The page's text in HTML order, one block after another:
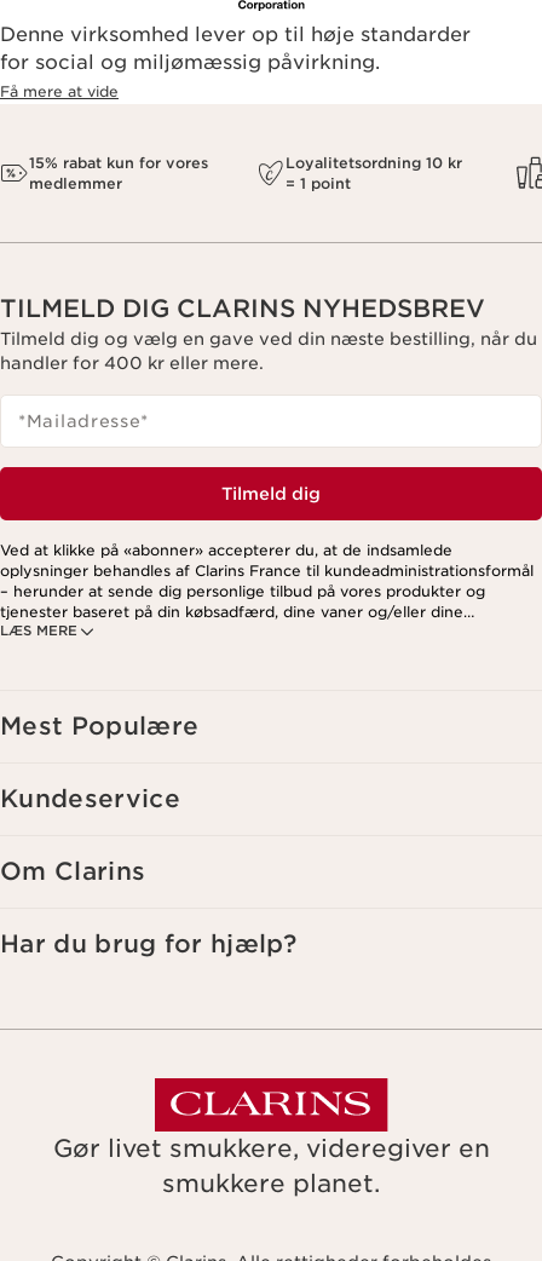
Denne virksomhed lever op til høje standarder
for social og miljømæssig påvirkning.
Få mere at vide
15% rabat kun for vores
medlemmer
Loyalitetsordning 10 kr
= 1 point
TILMELD DIG CLARINS NYHEDSBREV
Tilmeld dig og vælg en gave ved din næste bestilling, når du
handler for 400 kr eller mere.
*Mailadresse*
Tilmeld dig
LÆS MERE
Ved at klikke på «abonner» accepterer du, at de indsamlede
oplysninger behandles af Clarins France til kundeadministrationsformål
– herunder at sende dig personlige tilbud på vores produkter og
tjenester baseret på din købsadfærd, dine vaner og/eller dine
interesser. Dette kan også omfatte visning på sociale medier og
og dine rettigheder, se venligst vores
Mest Populære
Kundeservice
Om Clarins
Har du brug for hjælp?
Gør livet smukkere, videregiver en
smukkere planet.